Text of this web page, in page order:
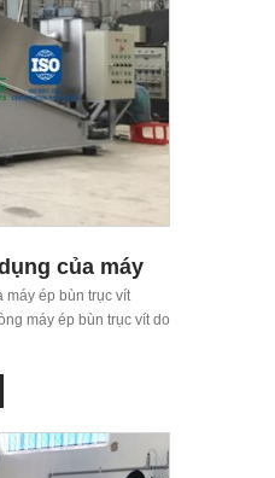
của máy
máy ép bùn trục vít
máy ép bùn trục vít do